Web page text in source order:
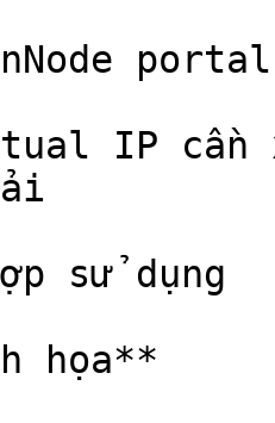
IP cần
sử dụng
họa**